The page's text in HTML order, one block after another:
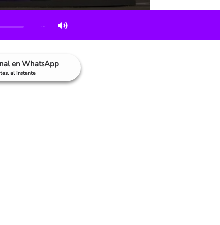
…
en WhatsApp
al instante